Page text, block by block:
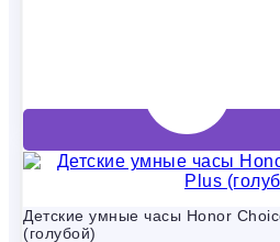
Детские умные часы Honor
(голубой)